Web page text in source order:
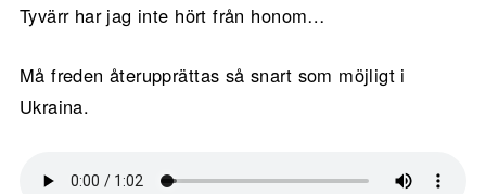
Tyvärr har jag inte hört från honom…
Må freden återupprättas så snart som möjligt i
Ukraina.